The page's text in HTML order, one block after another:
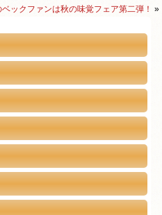
ックファンは秋の味覚フェア第二弾！ »